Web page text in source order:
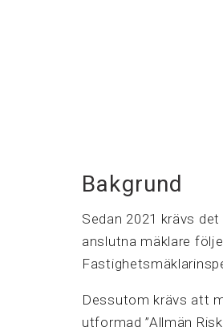
Bakgrund
Sedan 2021 krävs
anslutna mäklare
Dessutom krävs att
utformad ”Allmän